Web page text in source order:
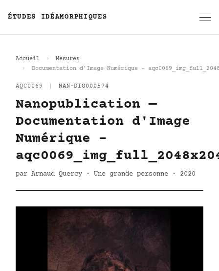
ÉTUDES IDÉAMORPHIQUES
Accueil
Mesures
Documentation d'Image Numérique -
AQC0069 NAN-DIG000574
Nanopublication —
Documentation d'Image
Numérique -
par Arnaud Quercy · Une grande personne · 2020